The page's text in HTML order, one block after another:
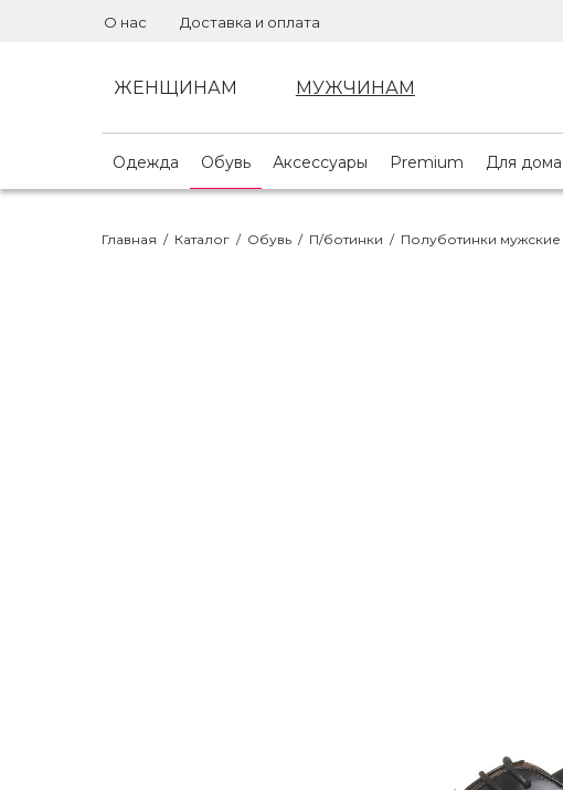
О нас Доставка и оплата
ЖЕНЩИНАМ МУЖЧИНАМ
Одежда Обувь Аксессуары Premium Для дома
Главная / Каталог / Обувь / П/ботинки / Полуботинки мужские